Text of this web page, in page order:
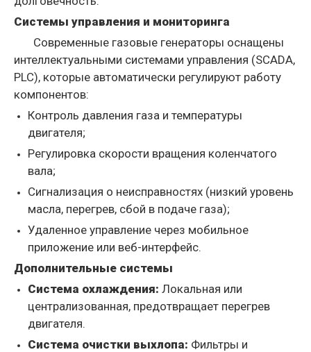
Системы управления и мониторинга
Современные газовые генераторы оснащены
интеллектуальными системами управления (SCADA,
PLC), которые автоматически регулируют работу
компонентов:
Контроль давления газа и температуры
двигателя;
Регулировка скорости вращения коленчатого
вала;
Сигнализация о неисправностях (низкий уровень
масла, перегрев, сбой в подаче газа);
Удаленное управление через мобильное
приложение или веб-интерфейс.
Дополнительные системы
Система охлаждения: Локальная или
централизованная, предотвращает перегрев
двигателя.
Система очистки выхлопа: Фильтры и